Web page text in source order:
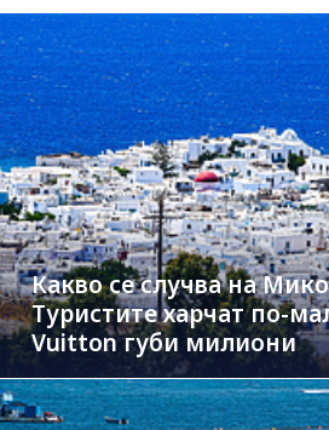
Какво се случва на
Туристите харчат по-
Vuitton губи милиони